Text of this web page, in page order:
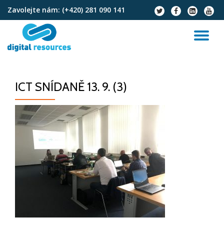
Přeskočit
obsah
Zavolejte nám: (+420) 281 090 141
fa-
twitter
fa-
facebook
fa-
linkedin-
square
fa-
ICT SNÍDANĚ 13. 9. (3)